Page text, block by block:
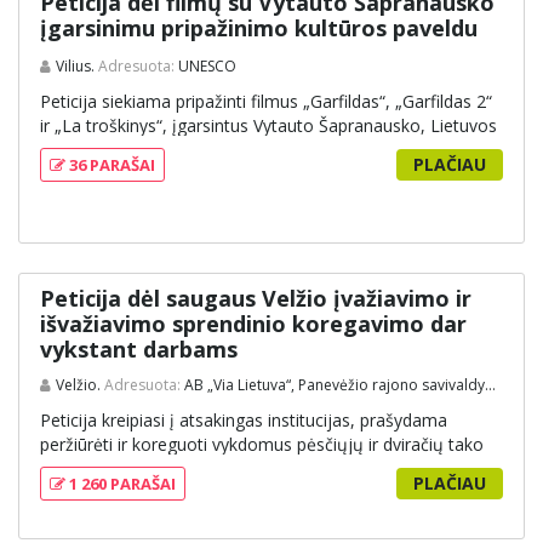
galiojančius teisės aktus ir įteisinti šią galimybę, siekiant
didesnio jaunimo savarankiškumo ir judumo.
įgarsinimu pripažinimo kultūros paveldu
Vilius. Adresuota: UNESCO
Peticija siekiama pripažinti filmus „Garfildas“, „Garfildas 2“
ir „La troškinys“, įgarsintus Vytauto Šapranausko, Lietuvos
nematerialiuoju kultūros paveldu. Šapranausko balsas
šiems filmams suteikė unikalų lietuvišką identitetą, kuris
pavertė šiuos įgarsinimus savarankišku kultūriniu reiškiniu,
kurio citatos ir personažų interpretacijos išliko gyvos
kasdienėje kalboje bei interneto kultūroje. Todėl šios filmų
versijos yra laikomos reikšmingu kultūros paveldo
pavyzdžiu, kuris suvienija įvairias kartas bendrais
prisiminimais.
36 PARAŠAI PLAČIAU
Peticija dėl saugaus Velžio įvažiavimo ir
išvažiavimo sprendinio koregavimo dar
vykstant darbams
Velžio. Adresuota: AB „Via Lietuva“, Panevėžio rajono savivaldybės administracijai, Panevėžio rajono savivaldybės Eismo saugumo komisijai, Velžio seniūnijai
Peticija kreipiasi į atsakingas institucijas, prašydama
peržiūrėti ir koreguoti vykdomus pėsčiųjų ir dviračių tako
rekonstrukcijos darbus ties Velžio įvažiavimu ir išvažiavimu.
Pasirašiusieji išreiškia susirūpinimą, kad šiuo metu
1 260 PARAŠAI PLAČIAU